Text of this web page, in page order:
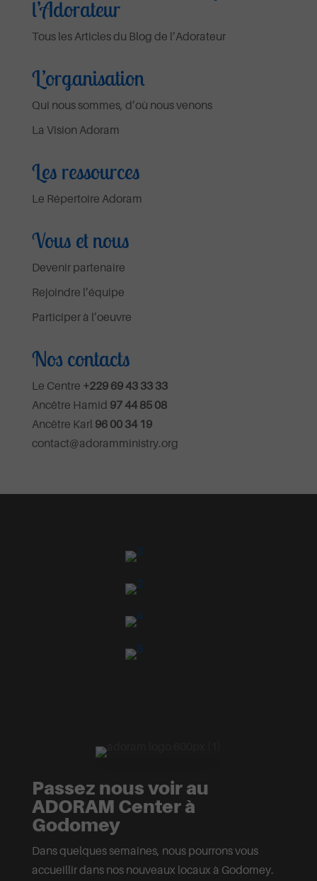
l’Adorateur
Tous les Articles du Blog de l’Adorateur
L’organisation
Qui nous sommes, d’où nous venons
La Vision Adoram
Les ressources
Le Répertoire Adoram
Vous et nous
Devenir partenaire
Rejoindre l’équipe
Participer à l’oeuvre
Nos contacts
Le Centre +229 69 43 33 33
Ancêtre Hamid 97 44 85 08
Ancêtre Karl 96 00 34 19
contact@adoramministry.org
Passez nous voir au
ADORAM Center à
Godomey
Dans quelques semaines, nous pourrons vous
accueillir dans nos nouveaux locaux à Godomey.